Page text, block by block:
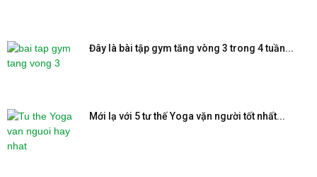
Đây là bài tập gym tăng vòng 3 trong 4 tuần...
Mới lạ với 5 tư thế Yoga vặn người tốt nhất...